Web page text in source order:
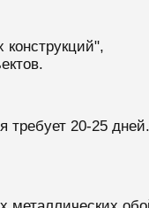
требует 20-25 дней.